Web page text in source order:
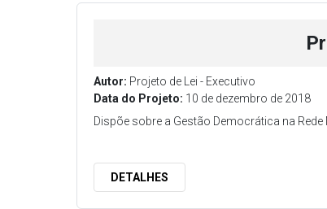
Autor: Projeto de Lei - Executivo
Data do Projeto: 10 de dezembro de 2018
Dispõe sobre a Gestão Democrática na
DETALHES